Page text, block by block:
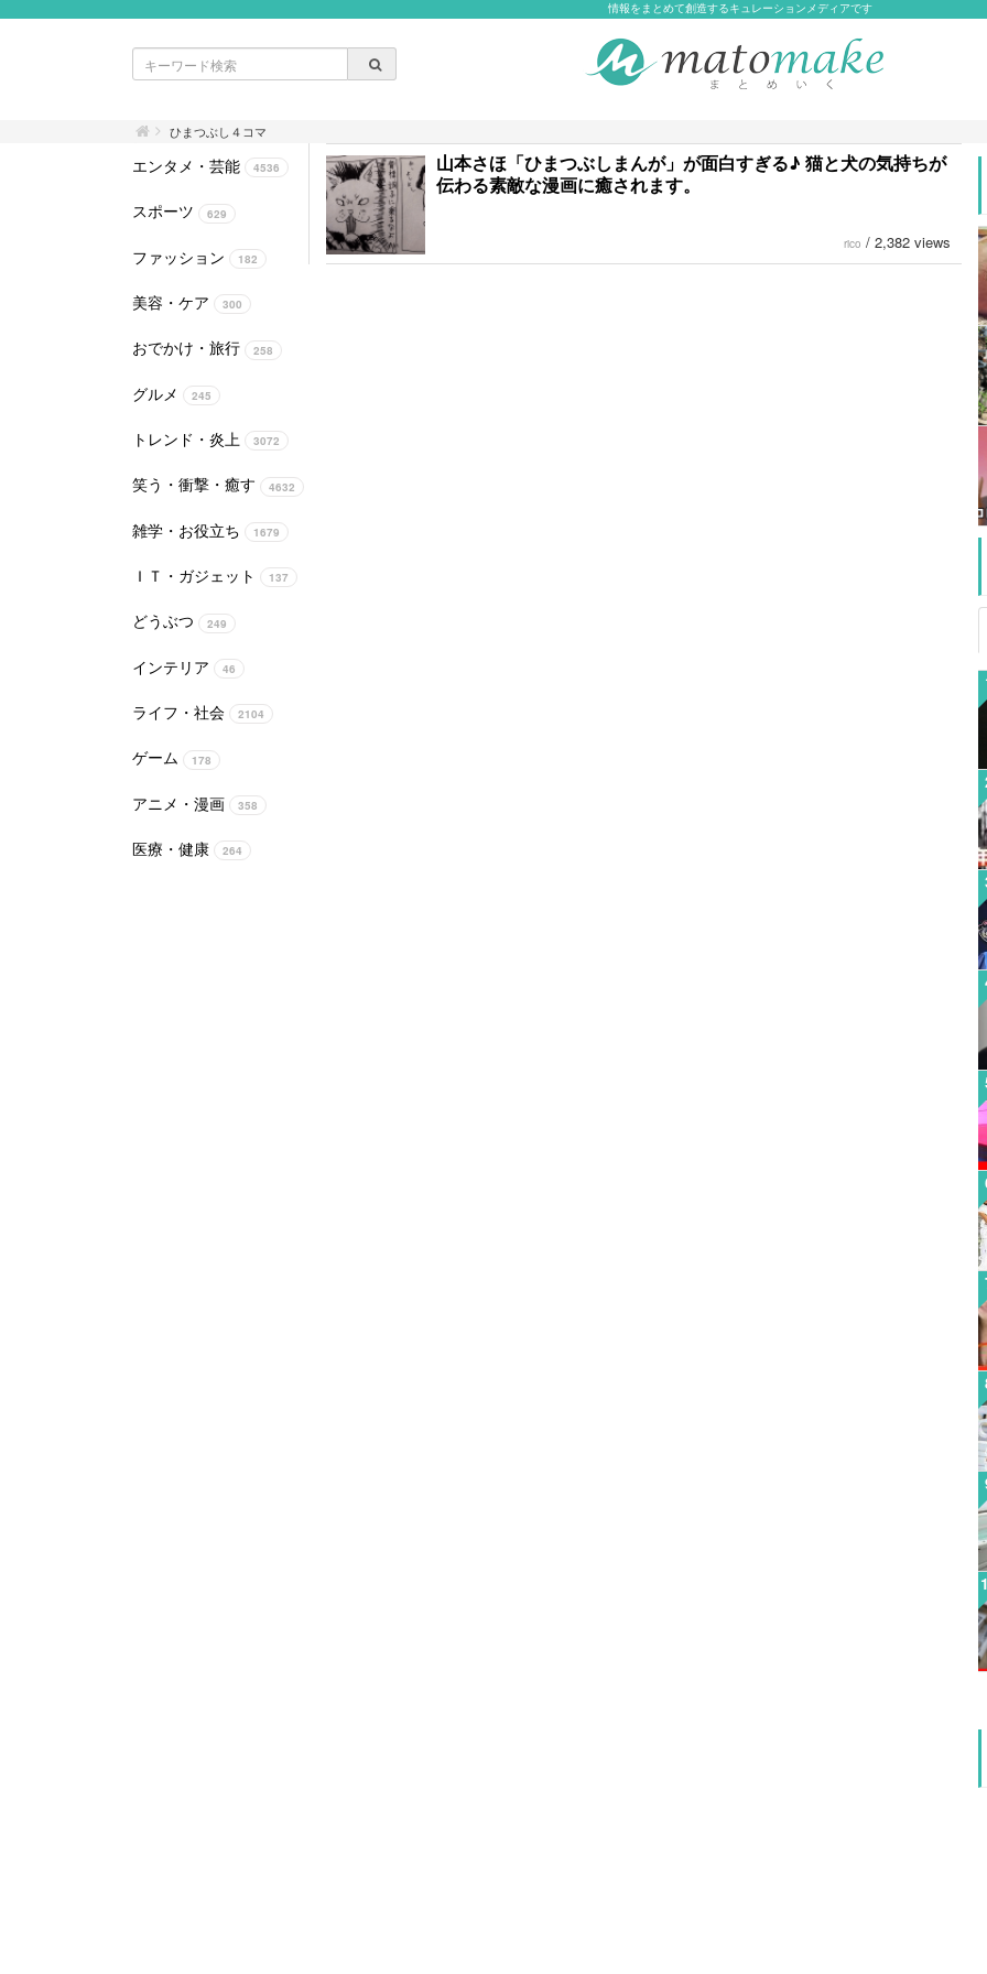
情報をまとめて創造するキュレーションメディアです
ひまつぶし４コマ
エンタメ・芸能 4536
スポーツ 629
ファッション 182
美容・ケア 300
おでかけ・旅行 258
グルメ 245
トレンド・炎上 3072
笑う・衝撃・癒す 4632
雑学・お役立ち 1679
ＩＴ・ガジェット 137
どうぶつ 249
インテリア 46
ライフ・社会 2104
ゲーム 178
アニメ・漫画 358
医療・健康 264
山本さほ「ひまつぶしまんが」が面白すぎる♪ 猫と犬の気持ちが
伝わる素敵な漫画に癒されます。
rico / 2,382 views